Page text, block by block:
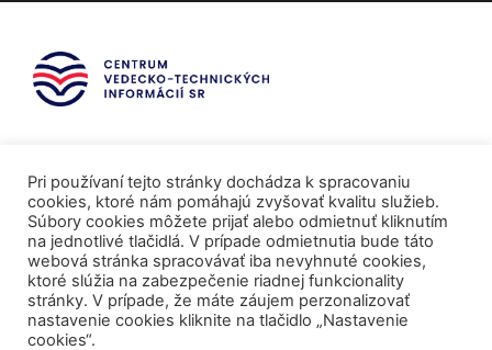
Mediálni partneri
Pri používaní tejto stránky dochádza k spracovaniu
cookies, ktoré nám pomáhajú zvyšovať kvalitu služieb.
Súbory cookies môžete prijať alebo odmietnuť kliknutím
na jednotlivé tlačidlá. V prípade odmietnutia bude táto
webová stránka spracovávať iba nevyhnuté cookies,
ktoré slúžia na zabezpečenie riadnej funkcionality
stránky. V prípade, že máte záujem perzonalizovať
nastavenie cookies kliknite na tlačidlo „Nastavenie
cookies“.